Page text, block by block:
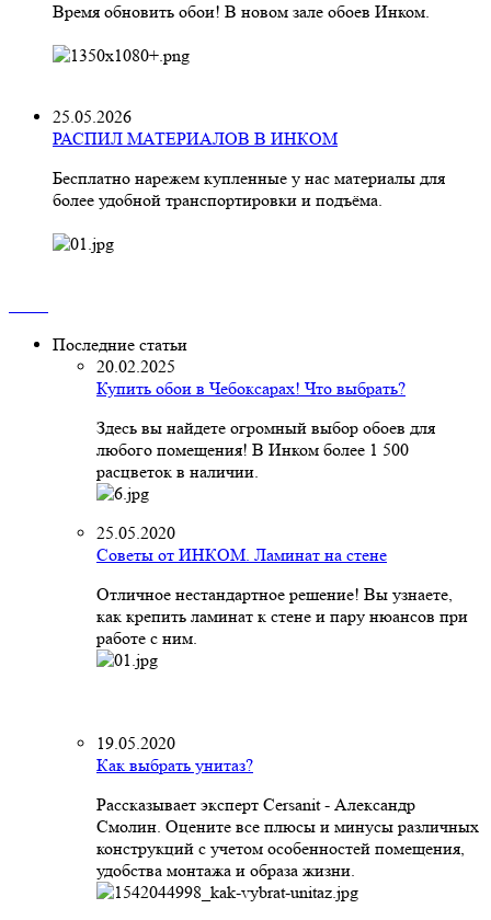
Время обновить обои! В новом зале обоев Инком.
25.05.2026
РАСПИЛ МАТЕРИАЛОВ В ИНКОМ
Бесплатно нарежем купленные у нас материалы для
более удобной транспортировки и подъёма.
Последние статьи
20.02.2025
Купить обои в Чебоксарах! Что выбрать?
Здесь вы найдете огромный выбор обоев для
любого помещения! В Инком более 1 500
расцветок в наличии.
25.05.2020
Советы от ИНКОМ. Ламинат на стене
Отличное нестандартное решение! Вы узнаете,
как крепить ламинат к стене и пару нюансов при
работе с ним.
19.05.2020
Как выбрать унитаз?
Рассказывает эксперт Cersanit - Александр
Смолин. Оцените все плюсы и минусы различных
конструкций с учетом особенностей помещения,
удобства монтажа и образа жизни.